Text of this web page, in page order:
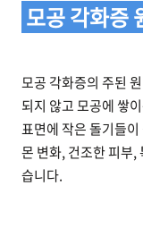
모공 각화증
모공 각화증의 주된
되지 않고 모공에 쌓
표면에 작은 돌기들
몬 변화, 건조한 피부,
습니다.